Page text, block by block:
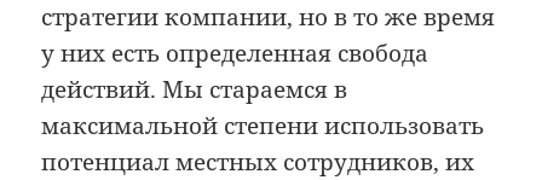
стратегии компании, но в то же время
у них есть определенная свобода
действий. Мы стараемся в
максимальной степени использовать
потенциал местных сотрудников, их